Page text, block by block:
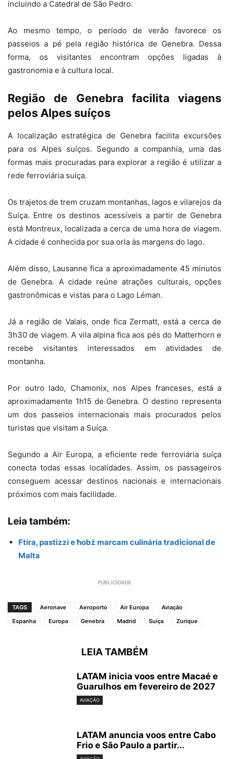
incluindo a Catedral de São Pedro.
Ao mesmo tempo, o período de verão favorece os
passeios a pé pela região histórica de Genebra. Dessa
forma, os visitantes encontram opções ligadas à
gastronomia e à cultura local.
Região de Genebra facilita viagens
pelos Alpes suíços
A localização estratégica de Genebra facilita excursões
para os Alpes suíços. Segundo a companhia, uma das
formas mais procuradas para explorar a região é utilizar a
rede ferroviária suíça.
Os trajetos de trem cruzam montanhas, lagos e vilarejos da
Suíça. Entre os destinos acessíveis a partir de Genebra
está Montreux, localizada a cerca de uma hora de viagem.
A cidade é conhecida por sua orla às margens do lago.
Além disso, Lausanne fica a aproximadamente 45 minutos
de Genebra. A cidade reúne atrações culturais, opções
gastronômicas e vistas para o Lago Léman.
Já a região de Valais, onde fica Zermatt, está a cerca de
3h30 de viagem. A vila alpina fica aos pés do Matterhorn e
recebe visitantes interessados em atividades de
montanha.
Por outro lado, Chamonix, nos Alpes franceses, está a
aproximadamente 1h15 de Genebra. O destino representa
um dos passeios internacionais mais procurados pelos
turistas que visitam a Suíça.
Segundo a Air Europa, a eficiente rede ferroviária suíça
conecta todas essas localidades. Assim, os passageiros
conseguem acessar destinos nacionais e internacionais
próximos com mais facilidade.
Leia também:
Ftira, pastizzi e ħobż marcam culinária tradicional de
Malta
PUBLICIDADE
TAGS Aeronave Aeroporto Air Europa
Aviação
Espanha
Europa Genebra Madrid Suíça Zurique
LEIA TAMBÉM
LATAM inicia voos entre Macaé e
Guarulhos em fevereiro de 2027
AVIAÇÃO
LATAM anuncia voos entre Cabo
Frio e São Paulo a partir...